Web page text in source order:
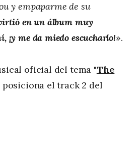
y empaparme de su
en un álbum muy
¡y me da miedo escucharlo!».
oficial del tema "The
posiciona el track 2 del